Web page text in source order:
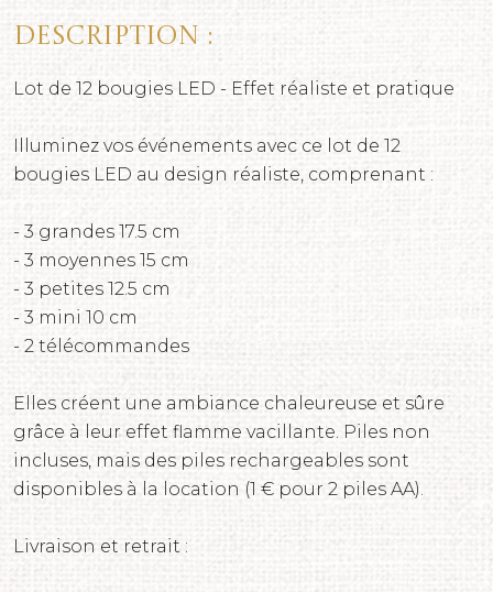
Description :
Lot de 12 bougies LED - Effet réaliste et pratique
Illuminez vos événements avec ce lot de 12
bougies LED au design réaliste, comprenant :
- 3 grandes 17.5 cm
- 3 moyennes 15 cm
- 3 petites 12.5 cm
- 3 mini 10 cm
- 2 télécommandes
Elles créent une ambiance chaleureuse et sûre
grâce à leur effet flamme vacillante. Piles non
incluses, mais des piles rechargeables sont
disponibles à la location (1 € pour 2 piles AA).
Livraison et retrait :